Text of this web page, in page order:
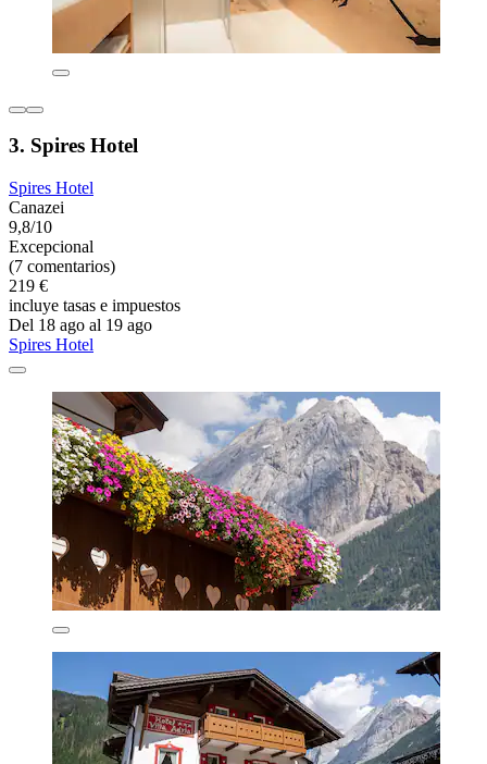
3. Spires Hotel
Spires Hotel
Canazei
9,8/10
Excepcional
(7 comentarios)
219 €
incluye tasas e impuestos
Del 18 ago al 19 ago
Spires Hotel